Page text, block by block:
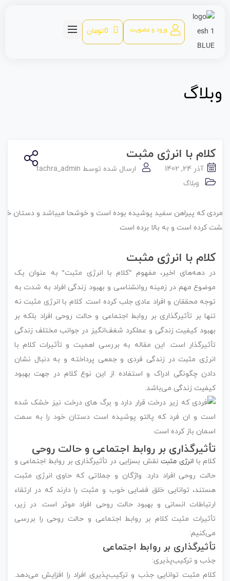
ورود و عضویت 0 تومان
وبلاگ
کلام با انرژی مثبت
آذر 24, 1402 ارسال شده توسطtachra_admin
وبلاگ
کلام با انرژی مثبت
در دهه‌های اخیر، مفهوم “کلام با انرژی مثبت” به عنوان یک
موضوع مهم در زمینه روانشناسی و بهبود زندگی افراد به شدت به
توجه محققان و افراد عادی جلب کرده است. کلام با انرژی مثبت نه
تنها بر تأثیرگذاری بر روابط اجتماعی و حالت روحی افراد بلکه بر
بهبود کیفیت زندگی و عملکرد شغف‌انگیز در جوانب مختلف زندگی
تأثیرگذار است. این مقاله به بررسی اهمیت و تأثیرات کلام با
انرژی مثبت در زندگی فردی و جمعی پرداخته و به دنبال نشان
دادن چگونگی ادراک و استفاده از این نوع کلام در جهت بهبود
کیفیت زندگی می‌باشد.
تأثیرگذاری بر روابط اجتماعی و حالت روحی
کلام باانرژی مثبتنقش بسزایی در تأثیرگذاری بر روابط اجتماعی و
حالت روحی افراد دارد. واژگان و جملاتی که حاوی انرژی مثبت
هستند، توانایی خلق فضایی خوب و مثبت را دارند که در ارتقاء
ارتباطات انسانی و بهبود حالت روحی افراد موثر است. در زیر،
تأثیرات مثبت کلام بر روابط اجتماعی و حالت روحی را بررسی
می‌کنیم:
تأثیرگذاری بر روابط اجتماعی
جذب و ترکیب‌پذیری:
کلام مثبت توانایی جذب و ترکیب‌پذیری افراد را افزایش می‌دهد.